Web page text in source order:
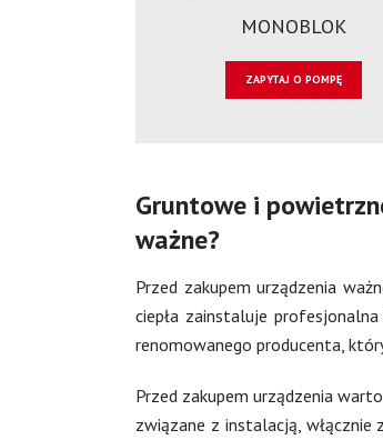
MONOBLOK
ZAPYTAJ O POMPĘ
Gruntowe i
ważne?
Przed zakupem urządzenia
ciepła zainstaluje
renomowanego producenta,
Przed zakupem urządzenia
związane z instalacją, włącznie